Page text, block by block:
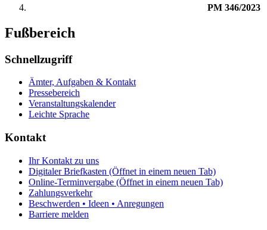
PM 346/2023
Fußbereich
Schnellzugriff
Ämter, Aufgaben & Kontakt
Pressebereich
Veranstaltungskalender
Leichte Sprache
Kontakt
Ihr Kontakt zu uns
Digitaler Briefkasten (Öffnet in einem neuen Tab)
Online-Terminvergabe (Öffnet in einem neuen Tab)
Zahlungsverkehr
Beschwerden • Ideen • Anregungen
Barriere melden